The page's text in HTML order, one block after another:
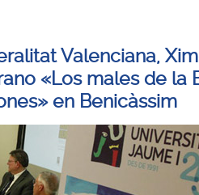
Valenciana,
«Los males de la
en Benicàssim